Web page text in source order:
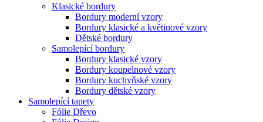
Klasické bordury
Bordury moderní vzory
Bordury klasické a květinové vzory
Dětské bordury
Samolepící bordury
Bordury klasické vzory
Bordury koupelnové vzory
Bordury kuchyňské vzory
Bordury dětské vzory
Samolepící tapety
Fólie Dřevo